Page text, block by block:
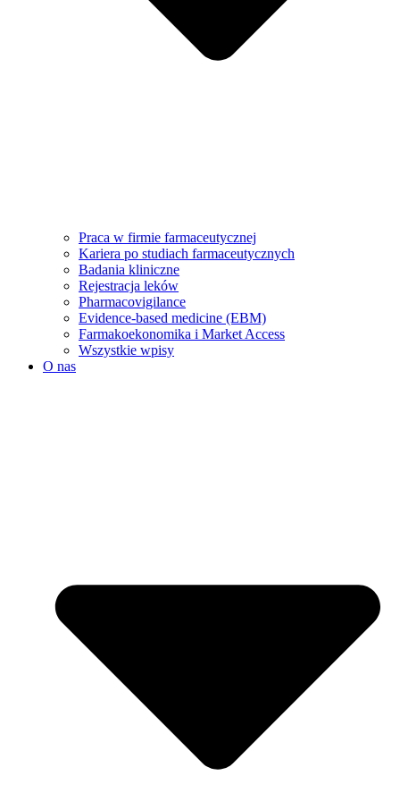
Praca w firmie farmaceutycznej
Kariera po studiach farmaceutycznych
Badania kliniczne
Rejestracja leków
Pharmacovigilance
Evidence-based medicine (EBM)
Farmakoekonomika i Market Access
Wszystkie wpisy
O nas